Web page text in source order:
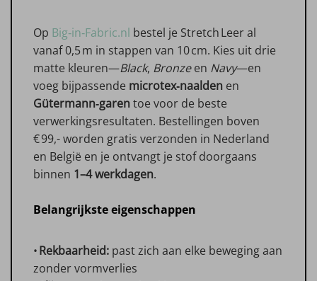
Op Big‑in‑Fabric.nl bestel je Stretch Leer al
vanaf 0,5 m in stappen van 10 cm. Kies uit drie
matte kleuren—Black, Bronzeen Navy—en
voeg bijpassende microtex‑naalden en
Gütermann‑garentoe voor de beste
verwerkingsresultaten. Bestellingen boven
€ 99,- worden gratis verzonden in Nederland
en België en je ontvangt je stof doorgaans
binnen 1–4 werkdagen.
Belangrijkste eigenschappen
•Rekbaarheid: past zich aan elke beweging aan
zonder vormverlies